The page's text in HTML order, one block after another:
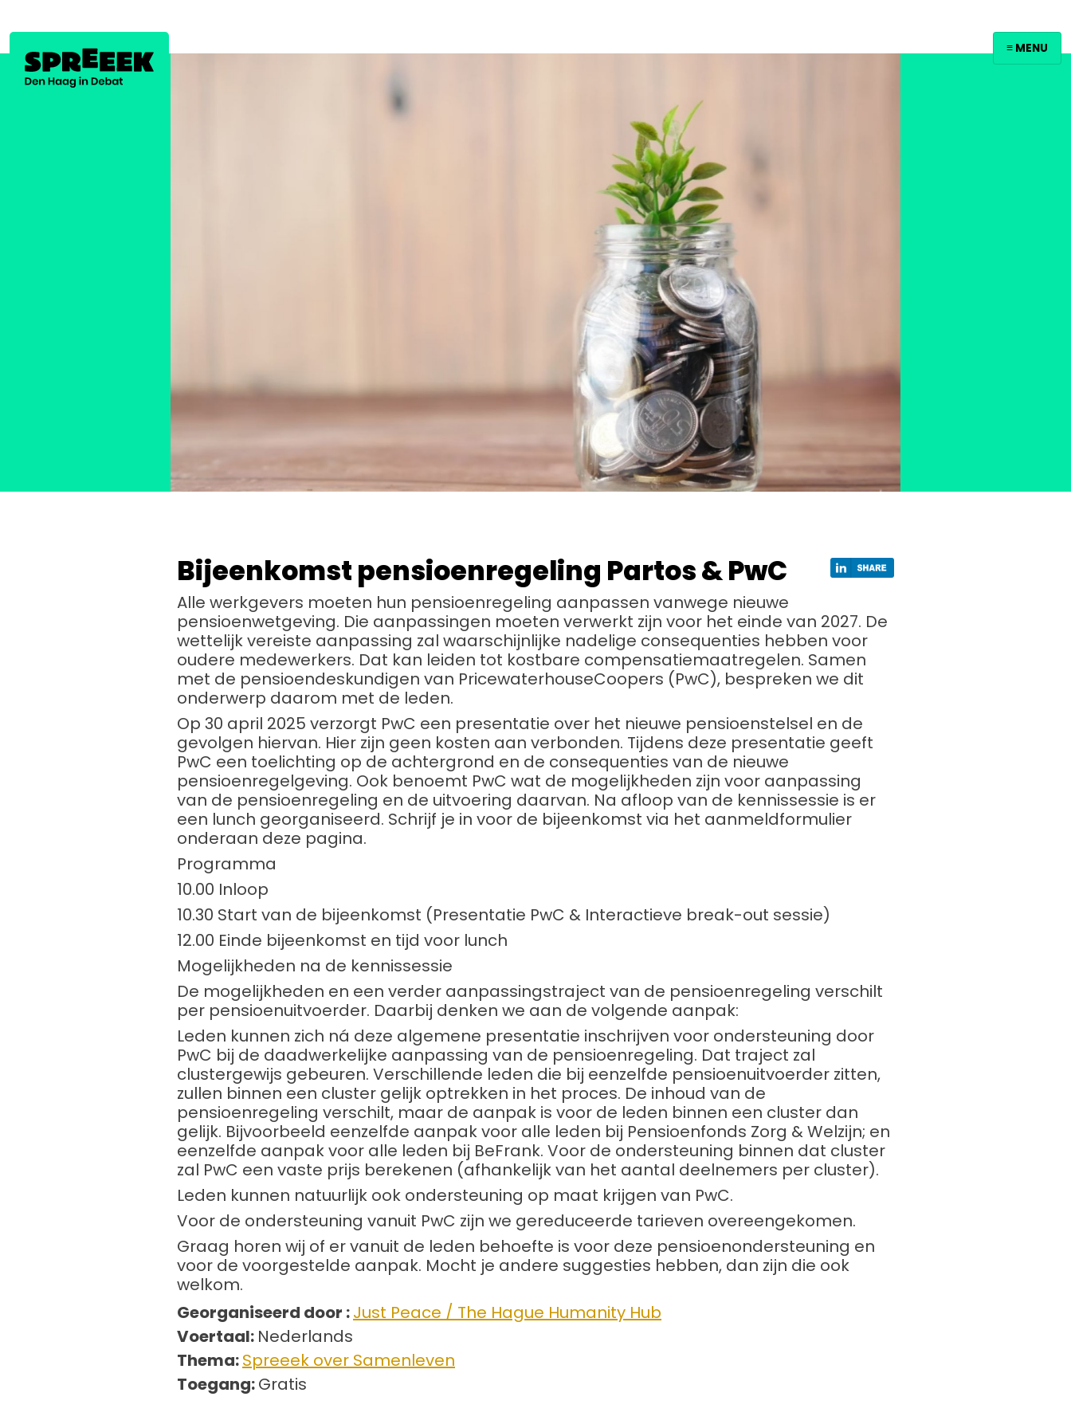
≡ MENU
Bijeenkomst pensioenregeling Partos & PwC
Alle werkgevers moeten hun pensioenregeling aanpassen vanwege nieuwe
pensioenwetgeving. Die aanpassingen moeten verwerkt zijn voor het einde van 2027. De
wettelijk vereiste aanpassing zal waarschijnlijke nadelige consequenties hebben voor
oudere medewerkers. Dat kan leiden tot kostbare compensatiemaatregelen. Samen
met de pensioendeskundigen van PricewaterhouseCoopers (PwC), bespreken we dit
onderwerp daarom met de leden.
Op 30 april 2025 verzorgt PwC een presentatie over het nieuwe pensioenstelsel en de
gevolgen hiervan. Hier zijn geen kosten aan verbonden. Tijdens deze presentatie geeft
PwC een toelichting op de achtergrond en de consequenties van de nieuwe
pensioenregelgeving. Ook benoemt PwC wat de mogelijkheden zijn voor aanpassing
van de pensioenregeling en de uitvoering daarvan. Na afloop van de kennissessie is er
een lunch georganiseerd. Schrijf je in voor de bijeenkomst via het aanmeldformulier
onderaan deze pagina.
Programma
10.00 Inloop
10.30 Start van de bijeenkomst (Presentatie PwC & Interactieve break-out sessie)
12.00 Einde bijeenkomst en tijd voor lunch
Mogelijkheden na de kennissessie
De mogelijkheden en een verder aanpassingstraject van de pensioenregeling verschilt
per pensioenuitvoerder. Daarbij denken we aan de volgende aanpak:
Leden kunnen zich ná deze algemene presentatie inschrijven voor ondersteuning door
PwC bij de daadwerkelijke aanpassing van de pensioenregeling. Dat traject zal
clustergewijs gebeuren. Verschillende leden die bij eenzelfde pensioenuitvoerder zitten,
zullen binnen een cluster gelijk optrekken in het proces. De inhoud van de
pensioenregeling verschilt, maar de aanpak is voor de leden binnen een cluster dan
gelijk. Bijvoorbeeld eenzelfde aanpak voor alle leden bij Pensioenfonds Zorg & Welzijn; en
eenzelfde aanpak voor alle leden bij BeFrank. Voor de ondersteuning binnen dat cluster
zal PwC een vaste prijs berekenen (afhankelijk van het aantal deelnemers per cluster).
Leden kunnen natuurlijk ook ondersteuning op maat krijgen van PwC.
Voor de ondersteuning vanuit PwC zijn we gereduceerde tarieven overeengekomen.
Graag horen wij of er vanuit de leden behoefte is voor deze pensioenondersteuning en
voor de voorgestelde aanpak. Mocht je andere suggesties hebben, dan zijn die ook
welkom.
Georganiseerd door :Just Peace / The Hague Humanity Hub
Voertaal: Nederlands
Thema:Spreeek over Samenleven
Toegang:Gratis